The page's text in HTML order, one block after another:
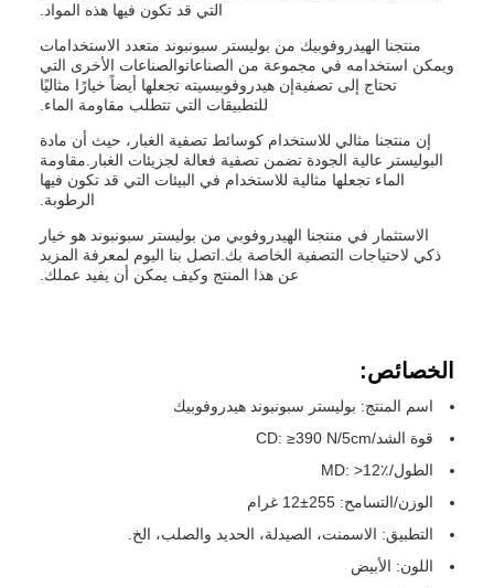
التي قد تكون فيها هذه المواد.
منتجنا الهيدروفوبيك من بوليستر سبونبوند متعدد الاستخدامات
ويمكن استخدامه في مجموعة من الصناعاتوالصناعات الأخرى التي
تحتاج إلى تصفيةإن هيدروفوبيسيته تجعلها أيضاً خيارًا مثاليًا
للتطبيقات التي تتطلب مقاومة الماء.
إن منتجنا مثالي للاستخدام كوسائط تصفية الغبار، حيث أن مادة
البوليستر عالية الجودة تضمن تصفية فعالة لجزيئات الغبار.مقاومة
الماء تجعلها مثالية للاستخدام في البيئات التي قد تكون فيها
الرطوبة.
الاستثمار في منتجنا الهيدروفوبي من بوليستر سبونبوند هو خيار
ذكي لاحتياجات التصفية الخاصة بك.اتصل بنا اليوم لمعرفة المزيد
عن هذا المنتج وكيف يمكن أن يفيد عملك.
الخصائص:
اسم المنتج: بوليستر سبونبوند هيدروفوبيك
قوة الشد/CD: ≥390 N/5cm
الطول/MD: >12٪
الوزن/التسامح: 255±12 غرام
التطبيق: الاسمنت، الصيدلة، الحديد والصلب، الخ.
اللون: الأبيض